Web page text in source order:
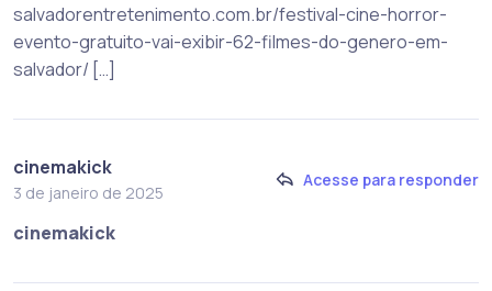
salvadorentretenimento.com.br/festival-cine-horror-
evento-gratuito-vai-exibir-62-filmes-do-genero-em-
salvador/ […]
cinemakick
3 de janeiro de 2025
Acesse para responder
cinemakick